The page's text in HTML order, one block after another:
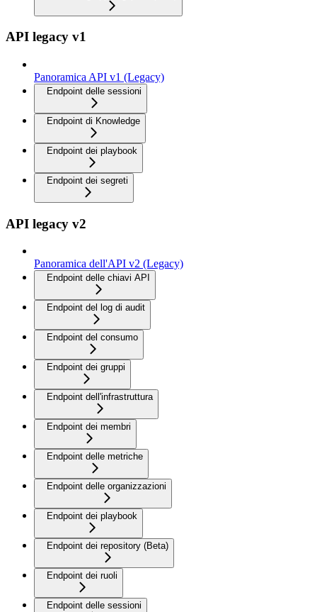
API legacy v1
Panoramica API v1 (Legacy)
Endpoint delle sessioni
Endpoint di Knowledge
Endpoint dei playbook
Endpoint dei segreti
API legacy v2
Panoramica dell'API v2 (Legacy)
Endpoint delle chiavi API
Endpoint del log di audit
Endpoint del consumo
Endpoint dei gruppi
Endpoint dell'infrastruttura
Endpoint dei membri
Endpoint delle metriche
Endpoint delle organizzazioni
Endpoint dei playbook
Endpoint dei repository (Beta)
Endpoint dei ruoli
Endpoint delle sessioni